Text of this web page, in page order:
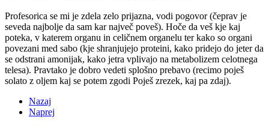
Profesorica se mi je zdela zelo prijazna, vodi pogovor (čeprav je
seveda najbolje da sam kar največ poveš). Hoče da veš kje kaj
poteka, v katerem organu in celičnem organelu ter kako so organi
povezani med sabo (kje shranjujejo proteini, kako pridejo do jeter da
se odstrani amonijak, kako jetra vplivajo na metabolizem celotnega
telesa). Pravtako je dobro vedeti splošno prebavo (recimo poješ
solato z oljem kaj se potem zgodi Poješ zrezek, kaj pa zdaj).
Nazaj
Naprej